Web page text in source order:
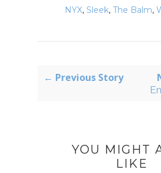
NYX, Sleek, The Balm,
← Previous Story
YOU MIGHT
LIKE